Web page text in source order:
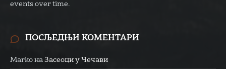
events over time.
ПОСЉЕДЊИ КОМЕНТАРИ
Marko на Засеоци у Чечави